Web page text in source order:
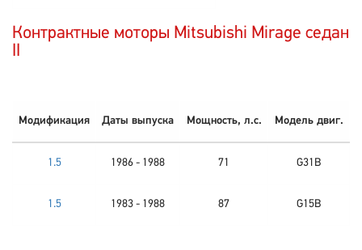
Контрактные моторы Mitsubishi Mirage седан
II
Модификация Даты выпуска Мощность, л.с. Модель двиг.
1.5 1986 - 1988 71 G31B
1.5 1983 - 1988 87 G15B